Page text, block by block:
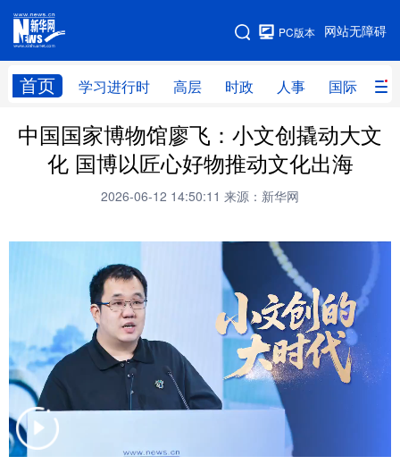
网站无障碍
PC版本
首页 学习进行时 高层 时政 人事 国际 财
网站地图
学习进行时 高层 时政 人事
国际 财经 网评 港澳
书画
访谈 视频 图片 政务
法律 中央文件 金融 汽车
信息化
学术中国
中国国家博物馆廖飞：小文创撬动大文
化 国博以匠心好物推动文化出海
2026-06-12 14:50:11 来源：新华网